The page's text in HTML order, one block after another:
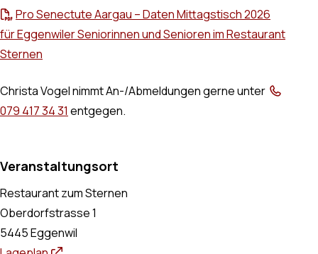
Pro Senectute Aargau – Daten Mittagstisch 2026
für Eggenwiler Seniorinnen und Senioren im Restaurant
Sternen
Christa Vogel nimmt An-/Abmeldungen gerne unter
079 417 34 31 entgegen.
Veranstaltungsort
Restaurant zum Sternen
Oberdorfstrasse 1
5445 Eggenwil